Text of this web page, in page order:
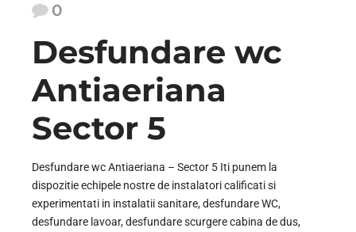
0
Desfundare wc
Antiaeriana
Sector 5
Desfundare wc Antiaeriana – Sector 5 Iti punem la
dispozitie echipele nostre de instalatori calificati si
experimentati in instalatii sanitare, desfundare WC,
desfundare lavoar, desfundare scurgere cabina de dus,